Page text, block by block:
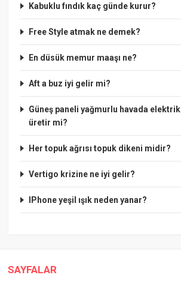
Kabuklu fındık kaç günde kurur?
Free Style atmak ne demek?
En düsük memur maaşı ne?
Aft a buz iyi gelir mi?
Güneş paneli yağmurlu havada elektrik
üretir mi?
Her topuk ağrısı topuk dikeni midir?
Vertigo krizine ne iyi gelir?
IPhone yeşil ışık neden yanar?
SAYFALAR